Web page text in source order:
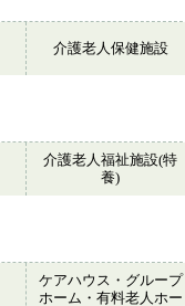
介護老人保健施設
介護老人福祉施設(特
養)
ケアハウス・グループ
ホーム・有料老人ホー